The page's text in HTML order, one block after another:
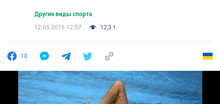
Другие виды спорта
12.05.2016 12:57
12,3 т.
10